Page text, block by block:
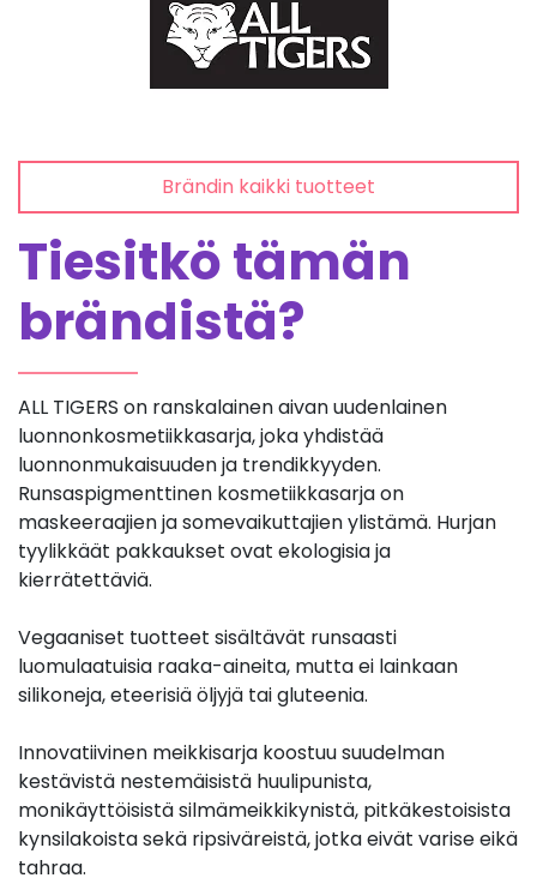
Brändin kaikki tuotteet
Tiesitkö tämän
brändistä?
ALL TIGERS on ranskalainen aivan uudenlainen
luonnonkosmetiikkasarja, joka yhdistää
luonnonmukaisuuden ja trendikkyyden.
Runsaspigmenttinen kosmetiikkasarja on
maskeeraajien ja somevaikuttajien ylistämä. Hurjan
tyylikkäät pakkaukset ovat ekologisia ja
kierrätettäviä.
Vegaaniset tuotteet sisältävät runsaasti
luomulaatuisia raaka-aineita, mutta ei lainkaan
silikoneja, eteerisiä öljyjä tai gluteenia.
Innovatiivinen meikkisarja koostuu suudelman
kestävistä nestemäisistä huulipunista,
monikäyttöisistä silmämeikkikynistä, pitkäkestoisista
kynsilakoista sekä ripsiväreistä, jotka eivät varise eikä
tahraa.